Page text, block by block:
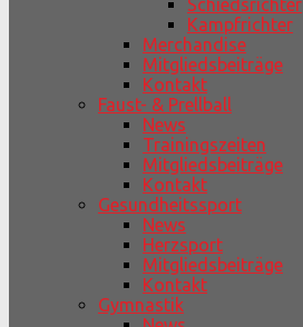
Schiedsrichter
Kampfrichter
Merchandise
Mitgliedsbeiträge
Kontakt
Faust- & Prellball
News
Trainingszeiten
Mitgliedsbeiträge
Kontakt
Gesundheitssport
News
Herzsport
Mitgliedsbeiträge
Kontakt
Gymnastik